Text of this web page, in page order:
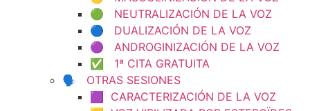
🟢 NEUTRALIZACIÓN DE LA VOZ
🔵 DUALIZACIÓN DE LA VOZ
🟣 ANDROGINIZACIÓN DE LA VOZ
✅ 1ª CITA GRATUITA
🗣️ OTRAS SESIONES
🟪 CARACTERIZACIÓN DE LA VOZ